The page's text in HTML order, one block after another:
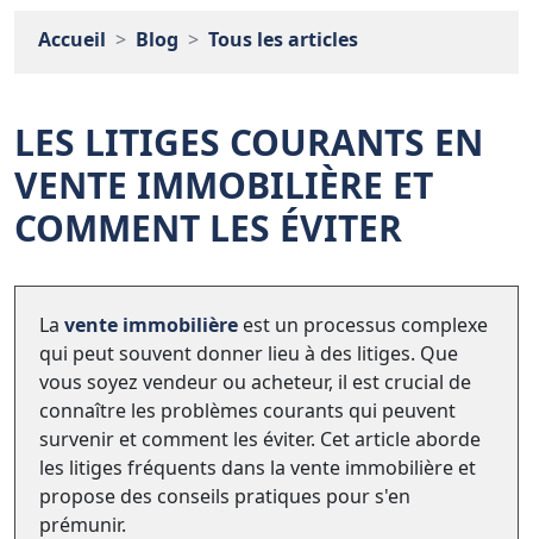
Accueil Blog Tous les articles
LES LITIGES COURANTS EN
VENTE IMMOBILIÈRE ET
COMMENT LES ÉVITER
La vente immobilière est un processus complexe
qui peut souvent donner lieu à des litiges. Que
vous soyez vendeur ou acheteur, il est crucial de
connaître les problèmes courants qui peuvent
survenir et comment les éviter. Cet article aborde
les litiges fréquents dans la vente immobilière et
propose des conseils pratiques pour s'en
prémunir.